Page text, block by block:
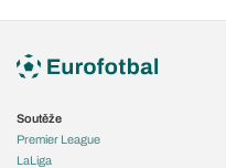
Soutěže
Premier League
LaLiga